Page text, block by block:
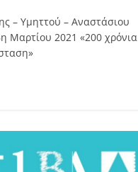
– Υμηττού – Αναστάσιου
Μαρτίου 2021 «200 χρόνια